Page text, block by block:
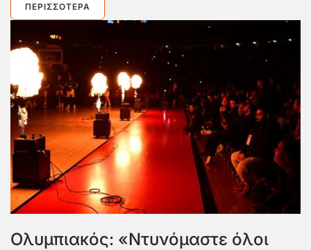
ΠΕΡΙΣΣΌΤΕΡΑ
Ολυμπιακός: «Ντυνόμαστε όλοι